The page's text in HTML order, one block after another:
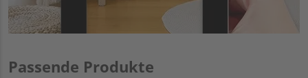
Passende Produkte